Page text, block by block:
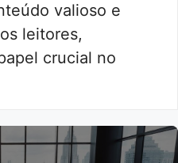
valioso e
leitores,
crucial no